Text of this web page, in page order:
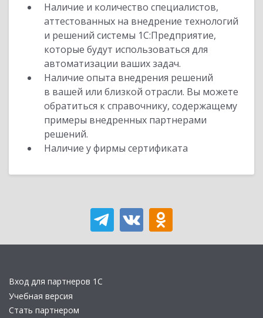
Наличие и количество специалистов,
аттестованных на внедрение технологий
и решений системы 1С:Предприятие,
которые будут использоваться для
автоматизации ваших задач.
Наличие опыта внедрения решений
в вашей или близкой отрасли. Вы можете
обратиться к справочнику, содержащему
примеры внедренных партнерами
решений.
Наличие у фирмы сертификата
Вход для партнеров 1С
Учебная версия
Стать партнером